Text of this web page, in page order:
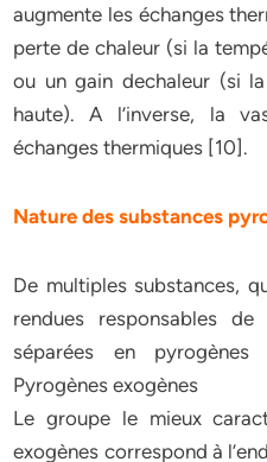
augmente les échanges
perte de chaleur (si la
ou un gain dechaleur (si
haute). A l’inverse, la
échanges thermiques [10].
Nature des substances
De multiples substances,
rendues responsables
séparées en pyrogènes
Pyrogènes exogènes
Le groupe le mieux
exogènes correspond à